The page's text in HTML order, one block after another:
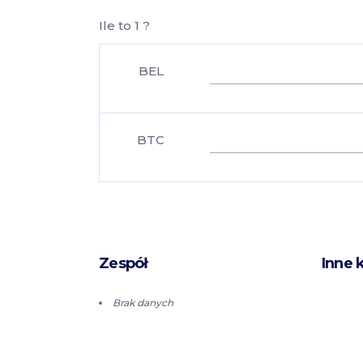
Ile to 1 ?
BEL
BTC
Zespół
Brak danych
Inne